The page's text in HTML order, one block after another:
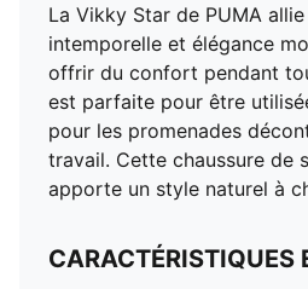
La Vikky Star de PUMA
intemporelle et élégance
offrir du confort pendant
est parfaite pour être
pour les promenades
travail. Cette chaussure de
apporte un style naturel à
CARACTÉRISTIQUES